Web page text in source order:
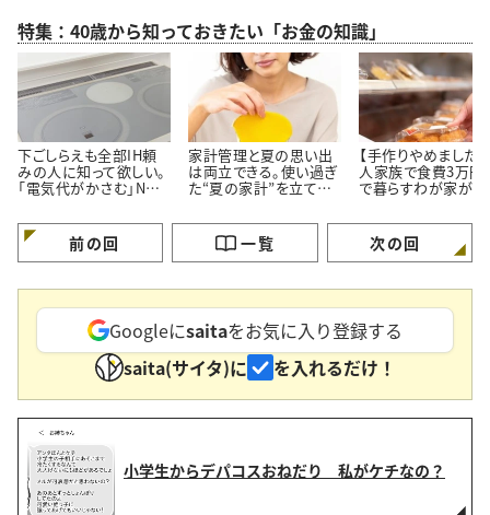
特集：40歳から知っておきたい「お金の知識」
下ごしらえも全部IH頼
みの人に知って欲しい。
「電気代がかさむ」NG
家計管理と夏の思い出
は両立できる。使い過ぎ
た“夏の家計”を立て直
【手作りやめました】
人家族で食費3万円
で暮らすわが家が「
3つ」
前の回 一覧 次の回
Googleにsaitaをお気に入り登録する
saita(サイタ)に
を入れるだけ！
小学生からデパコスおねだり 私がケチなの？